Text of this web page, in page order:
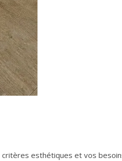
esthétiques et vos